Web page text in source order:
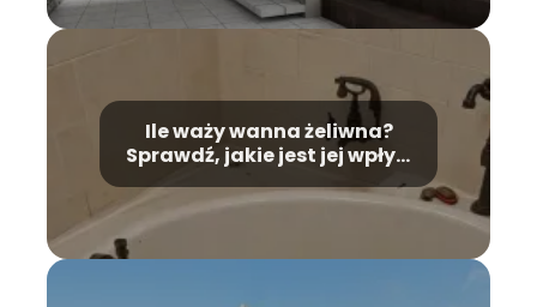
Ile waży wanna żeliwna?
Sprawdź, jakie jest jej wpływ